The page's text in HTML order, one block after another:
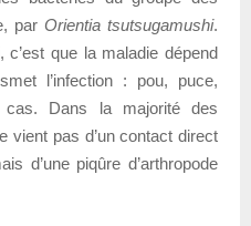
parOrientia tsutsugamushi.
que la maladie dépend
l’infection : pou, puce,
Dans la majorité des
vient pas d’un contact direct
d’une piqûre d’arthropode